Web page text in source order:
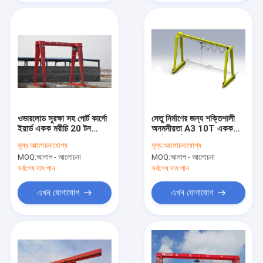
বাড়ি
ওভারলোড সুরক্ষা সহ পোর্ট কার্গো
ইয়ার্ড একক মরীচি 20 টন
মূল্য:আলোচনাযোগ্য
MOQ:আলাপ - আলোচনা
সর্বশেষ দাম পান
এখন যোগাযোগ
সেতু নির্মাণের জন্য শক্তিশালী
অনমনীয়তা A3 10T একক
মূল্য:আলোচনাযোগ্য
MOQ:আলাপ - আলোচনা
সর্বশেষ দাম পান
এখন যোগাযোগ